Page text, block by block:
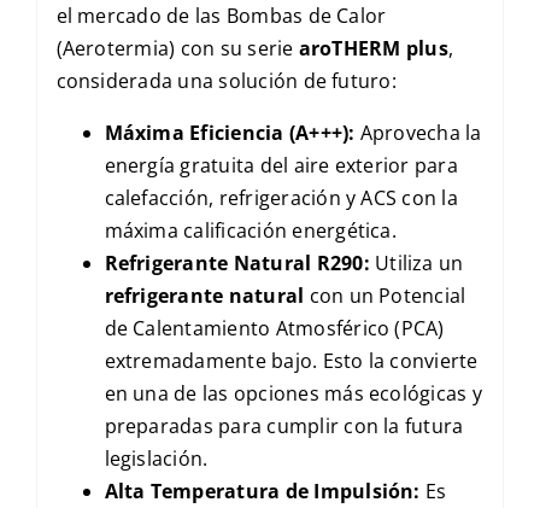
el mercado de las Bombas de Calor
(Aerotermia) con su serie aroTHERM plus,
considerada una solución de futuro:
Máxima Eficiencia (A+++): Aprovecha la
energía gratuita del aire exterior para
calefacción, refrigeración yACS con la
máxima calificación energética.
Refrigerante Natural R290: Utiliza un
refrigerante natural con un Potencial
de Calentamiento Atmosférico (PCA)
extremadamente bajo. Esto la convierte
en una de las opciones más ecológicas y
preparadas para cumplir con la futura
legislación.
Alta Temperatura de Impulsión: Es